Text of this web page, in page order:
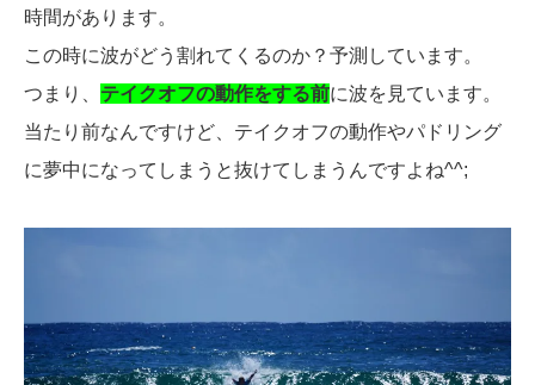
時間があります。
この時に波がどう割れてくるのか？予測しています。
つまり、 テイクオフの動作をする前に波を見ています。
当たり前なんですけど、テイクオフの動作やパドリング
に夢中になってしまうと抜けてしまうんですよね^^;